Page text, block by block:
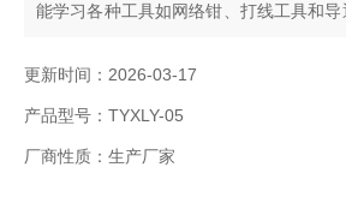
能学习各种工具如网络钳、打线工具和
的测试、使用及信息点导通测试、寻测与
更新时间：2026-03-17
产品型号：TYXLY-05
厂商性质：生产厂家